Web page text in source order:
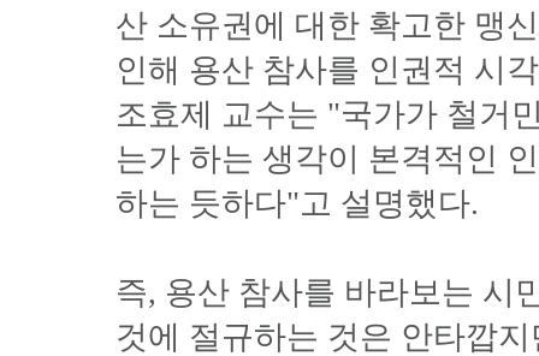
산 소유권에 대한 확고한 맹
인해 용산 참사를 인권적 시
조효제 교수는 "국가가 철거
는가 하는 생각이 본격적인
하는 듯하다"고 설명했다.
즉, 용산 참사를 바라보는 시
것에 절규하는 것은 안타깝